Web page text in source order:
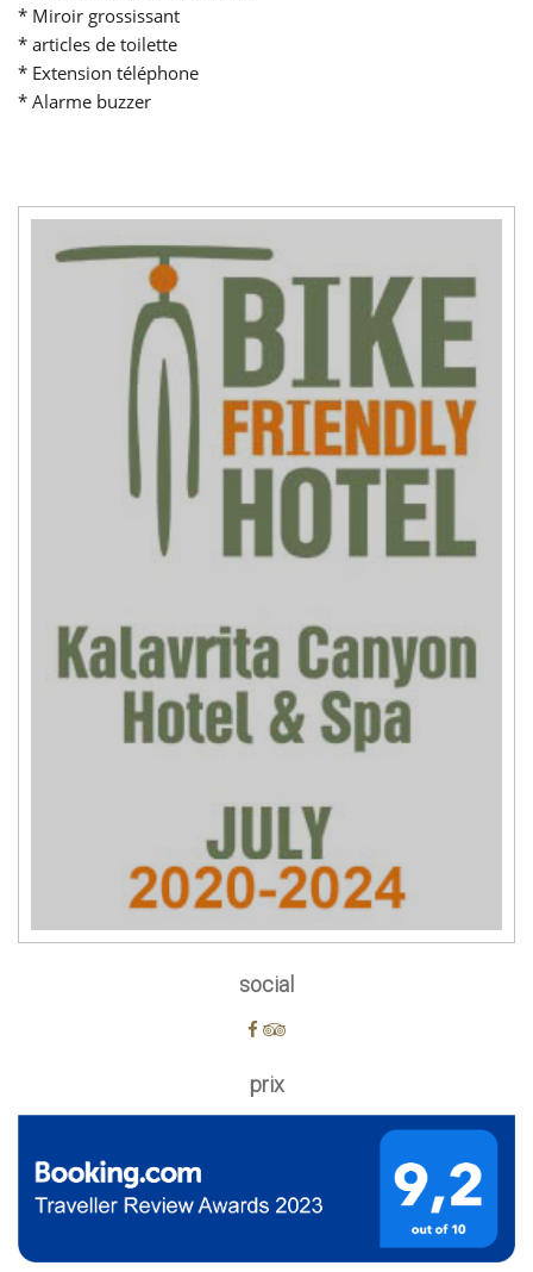
* Miroir grossissant
* articles de toilette
* Extension téléphone
* Alarme buzzer
social
prix